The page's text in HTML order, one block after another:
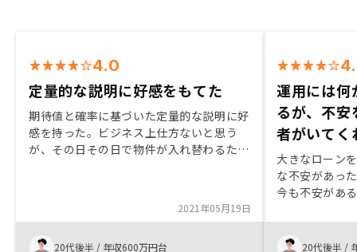
4.0
定量的な説明に好感をもてた
期待値と確率に基づいた定量的な説明に好
感を持った。ビジネス上仕方ないと思う
が、その日その日で物件が入れ替わるた
2021年05月19日
20代後半 / 年収600万円台
運用には何
るが、不安
者がいてく
大きなローン
な不安があっ
今も不安があ
めてくれる担
不安をある程
20代後半 /